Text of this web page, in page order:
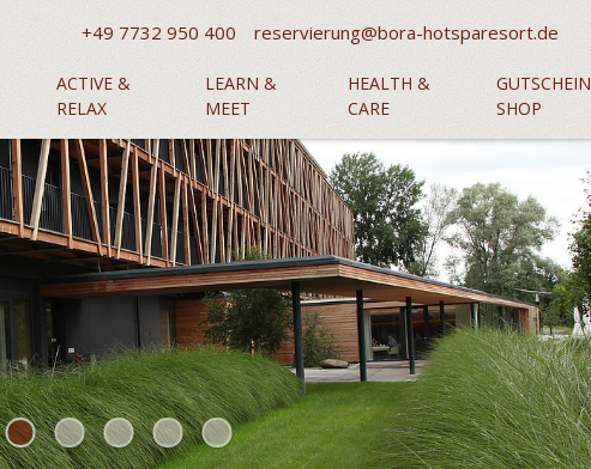
+49 7732 950 400 reservierung@bora-hotsparesort.de
ACTIVE &
RELAX
LEARN &
MEET
HEALTH &
CARE
GUTSCHEIN
SHOP